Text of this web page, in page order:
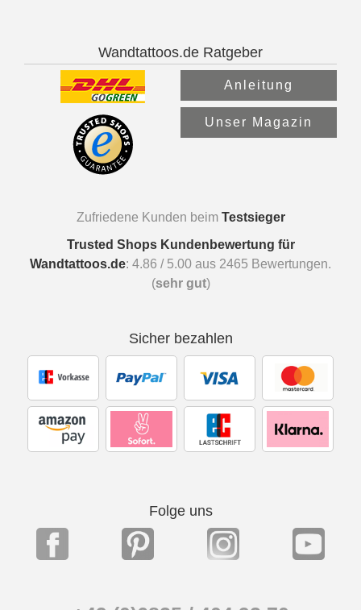
Wandtattoos.de Ratgeber
Anleitung
Unser Magazin
Zufriedene Kunden beim Testsieger
Trusted Shops Kundenbewertung für
Wandtattoos.de: 4.86 / 5.00 aus 2465 Bewertungen.
(sehr gut)
Sicher bezahlen
Folge uns